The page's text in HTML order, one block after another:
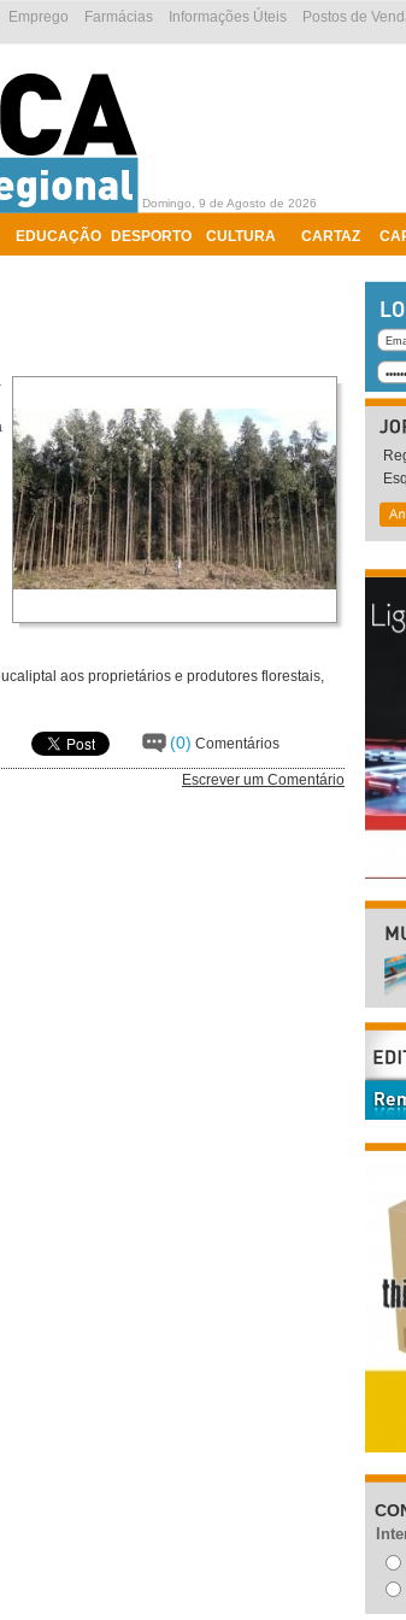
EDUCAÇÃO DESPORTO CULTURA CARTAZ
Postos de
Informações Úteis
Farmácias
Emprego
Domingo, 9 de Agosto de 2026
aos proprietários e produtores florestais,
(0) Comentários
Escrever um Comentário